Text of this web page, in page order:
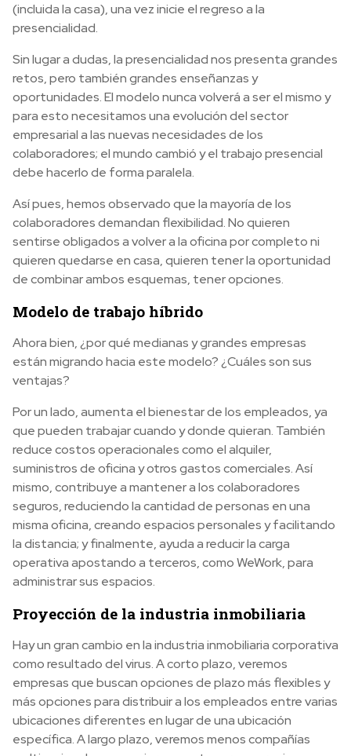
(incluida la casa), una vez inicie el regreso a la
presencialidad.
Sin lugar a dudas, la presencialidad nos presenta grandes
retos, pero también grandes enseñanzas y
oportunidades. El modelo nunca volverá a ser el mismo y
para esto necesitamos una evolución del sector
empresarial a las nuevas necesidades de los
colaboradores; el mundo cambió y el trabajo presencial
debe hacerlo de forma paralela.
Así pues, hemos observado que la mayoría de los
colaboradores demandan flexibilidad. No quieren
sentirse obligados a volver a la oficina por completo ni
quieren quedarse en casa, quieren tener la oportunidad
de combinar ambos esquemas, tener opciones.
Modelo de trabajo híbrido
Ahora bien, ¿por qué medianas y grandes empresas
están migrando hacia este modelo? ¿Cuáles son sus
ventajas?
Por un lado, aumenta el bienestar de los empleados, ya
que pueden trabajar cuando y donde quieran. También
reduce costos operacionales como el alquiler,
suministros de oficina y otros gastos comerciales. Así
mismo, contribuye a mantener a los colaboradores
seguros, reduciendo la cantidad de personas en una
misma oficina, creando espacios personales y facilitando
la distancia; y finalmente, ayuda a reducir la carga
operativa apostando a terceros, como WeWork, para
administrar sus espacios.
Proyección de la industria inmobiliaria
Hay un gran cambio en la industria inmobiliaria corporativa
como resultado del virus. A corto plazo, veremos
empresas que buscan opciones de plazo más flexibles y
más opciones para distribuir a los empleados entre varias
ubicaciones diferentes en lugar de una ubicación
específica. A largo plazo, veremos menos compañías